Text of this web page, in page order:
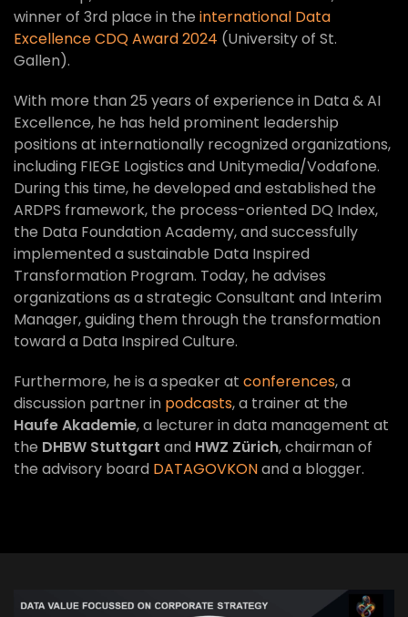
winner of 3rd place in the international Data
Excellence CDQ Award 2024 (University of St.
Gallen).
With more than 25 years of experience in Data & AI
Excellence, he has held prominent leadership
positions at internationally recognized organizations,
including FIEGE Logistics and Unitymedia/Vodafone.
During this time, he developed and established the
ARDPS framework, the process-oriented DQ Index,
the Data Foundation Academy, and successfully
implemented a sustainable Data Inspired
Transformation Program. Today, he advises
organizations as a strategic Consultant and Interim
Manager, guiding them through the transformation
toward a Data Inspired Culture.
Furthermore, he is a speaker at conferences, a
discussion partner in podcasts, a trainer at the
Haufe Akademie, a lecturer in data management at
the DHBW Stuttgart and HWZ Zürich, chairman of
the advisory board DATAGOVKONand a blogger.